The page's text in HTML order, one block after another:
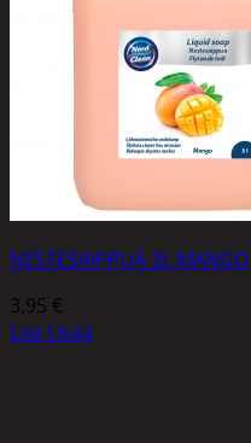
NESTESAIPPUA 3L MANGO
3,95 €
Lue Lisää